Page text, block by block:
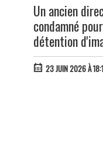
Un ancien
condamné
détention
23 JUIN 2026 À